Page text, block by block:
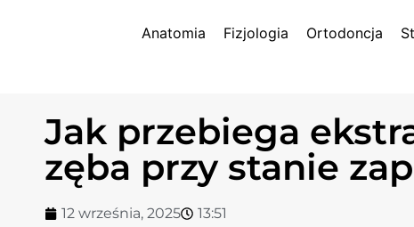
Anatomia Fizjologia Ortodoncja
Jak przebiega
zęba przy stanie
12 września, 2025 13:51